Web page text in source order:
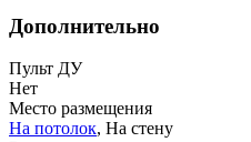
Дополнительно
Пульт ДУ
Нет
Место размещения
На потолок, На стену